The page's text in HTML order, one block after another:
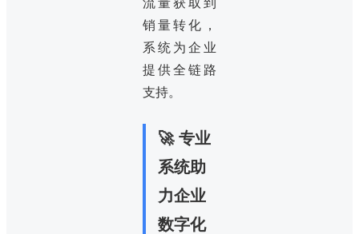
销量转化，
系统为企业
提供全链路
支持。
🚀 专业
系统助
力企业
数字化